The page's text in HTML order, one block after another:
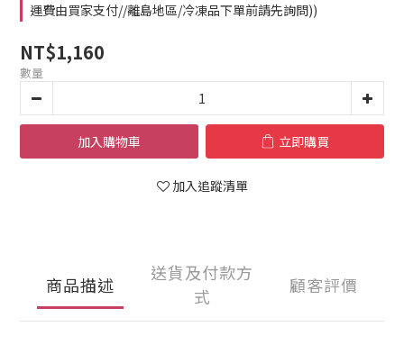
運費由買家支付//離島地區/冷凍品下單前請先詢問))
NT$1,160
數量
加入購物車 立即購買
加入追蹤清單
商品描述
送貨及付款方
式
顧客評價